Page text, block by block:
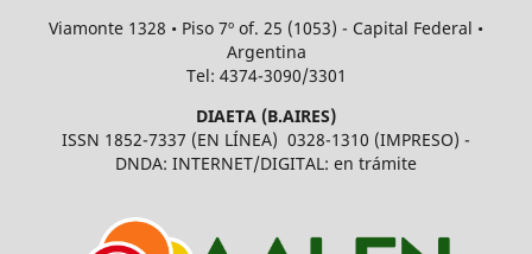
Viamonte 1328 • Piso 7º of. 25 (1053) - Capital Federal •
Argentina
Tel: 4374-3090/3301
DIAETA (B.AIRES)
ISSN 1852-7337 (EN LÍNEA) 0328-1310 (IMPRESO) -
DNDA: INTERNET/DIGITAL: en trámite